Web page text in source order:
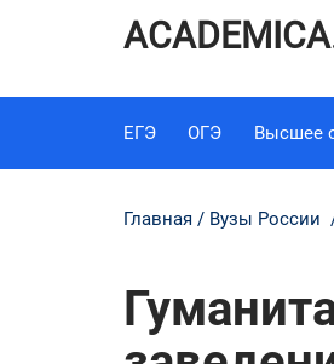
ACADEMICA
ЕГЭ ОГЭ Высшее
Главная Вузы России